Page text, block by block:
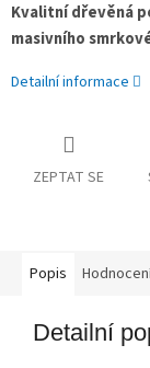
Kvalitní dřevěná
masivního
Detailní informace
ZEPTAT SE
Popis
Detailní